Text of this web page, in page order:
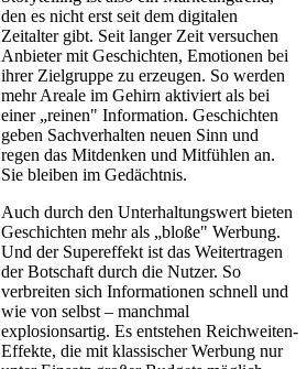
den es nicht erst seit dem digitalen
Zeitalter gibt. Seit langer Zeit versuchen
Anbieter mit Geschichten, Emotionen bei
ihrer Zielgruppe zu erzeugen. So werden
mehr Areale im Gehirn aktiviert als bei
einer „reinen" Information. Geschichten
geben Sachverhalten neuen Sinn und
regen das Mitdenken und Mitfühlen an.
Sie bleiben im Gedächtnis.
Auch durch den Unterhaltungswert bieten
Geschichten mehr als „bloße" Werbung.
Und der Supereffekt ist das Weitertragen
der Botschaft durch die Nutzer. So
verbreiten sich Informationen schnell und
wie von selbst – manchmal
explosionsartig. Es entstehen Reichweiten-
Effekte, die mit klassischer Werbung nur